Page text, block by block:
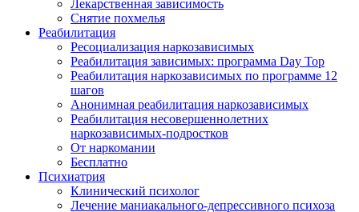
Лекарственная зависимость
Снятие похмелья
Реабилитация
Ресоциализация наркозависимых
Реабилитация зависимых: программа Day Top
Реабилитация наркозависимых по программе 12
шагов
Анонимная реабилитация наркозависимых
Реабилитация несовершеннолетних
наркозависимых-подростков
От наркомании
Бесплатно
Психиатрия
Клинический психолог
Лечение маниакального-депрессивного психоза